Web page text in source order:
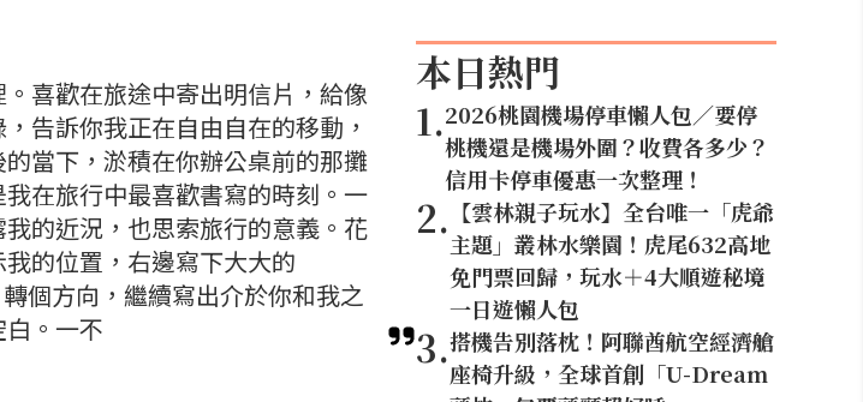
喜歡在旅途中寄出明信片，給像
告訴你我正在自由自在的移動，
當下，淤積在你辦公桌前的那攤
在旅行中最喜歡書寫的時刻。一
的近況，也思索旅行的意義。花
的位置，右邊寫下大大的
個方向，繼續寫出介於你和我之
。一不
本日熱門
1.2026桃園機場停車懶人包／要停
桃機還是機場外圍？收費各多少？
信用卡停車優惠一次整理！
2. 【雲林親子玩水】全台唯一「虎爺
主題」叢林水樂園！虎尾632高地
免門票回歸，玩水＋4大順遊秘境
一日遊懶人包
3.搭機告別落枕！阿聯酋航空經濟艙
座椅升級，全球首創「U-Dream